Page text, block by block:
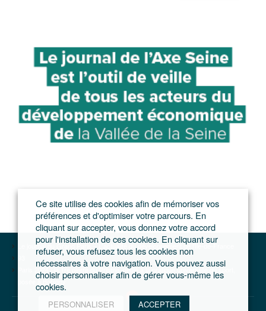
Le journal du Grand Paris – L'actualité du développement de l'Ile-de-France
Paris 2024 : la 1re pierre du Prisme, dédié à la pratique universelle du sport,
posée à Bobigny
Ce site utilise des cookies afin de mémoriser vos
préférences et d'optimiser votre parcours. En
cliquant sur accepter, vous donnez votre accord
pour l'installation de ces cookies. En cliquant sur
refuser, vous refusez tous les cookies non
nécessaires à votre navigation. Vous pouvez aussi
choisir personnaliser afin de gérer vous-même les
cookies.
PERSONNALISER ACCEPTER